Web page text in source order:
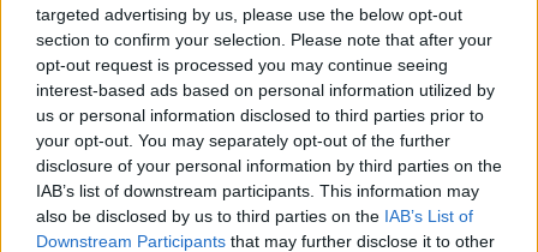
targeted advertising by us, please use the below opt-out
section to confirm your selection. Please note that after your
opt-out request is processed you may continue seeing
interest-based ads based on personal information utilized by
us or personal information disclosed to third parties prior to
your opt-out. You may separately opt-out of the further
disclosure of your personal information by third parties on the
IAB’s list of downstream participants. This information may
also be disclosed by us to third parties on the IAB’s List of
Downstream Participants that may further disclose it to other
Los talleres son impartidos por A.F. Maxorata,
siendo un recorrido por los bailes tradiciones de
Canarias, sacando el folclore a la calle. Los
asistentes conocerán diferentes técnicas, pasos,
realización de figuras y recursos básicos, de cara al
Gran Baile de Taifas del próximo 29 de mayo.